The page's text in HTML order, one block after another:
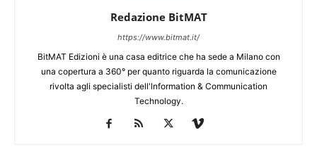
Redazione BitMAT
https://www.bitmat.it/
BitMAT Edizioni è una casa editrice che ha sede a Milano con
una copertura a 360° per quanto riguarda la comunicazione
rivolta agli specialisti dell'lnformation & Communication
Technology.